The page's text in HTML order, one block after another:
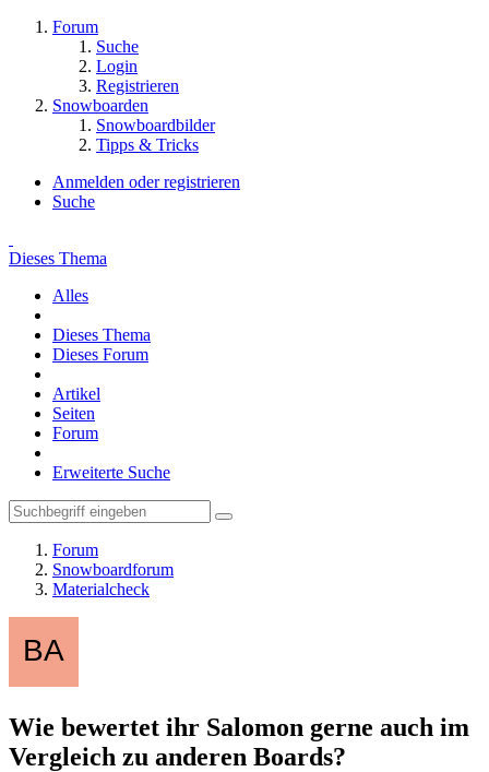
Forum
Suche
Login
Registrieren
Snowboarden
Snowboardbilder
Tipps & Tricks
Anmelden oder registrieren
Suche
Dieses Thema
Alles
Dieses Thema
Dieses Forum
Artikel
Seiten
Forum
Erweiterte Suche
Forum
Snowboardforum
Materialcheck
Wie bewertet ihr Salomon gerne auch im
Vergleich zu anderen Boards?